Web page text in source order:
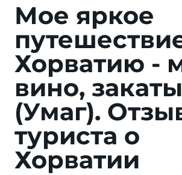
Мое яркое
Хорватию -
вино, закаты
(Умаг).
туриста о
Хорватии